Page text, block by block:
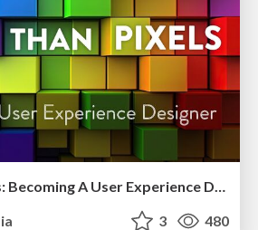
More Than Pixels: Becoming A User Experience Designer
3 480